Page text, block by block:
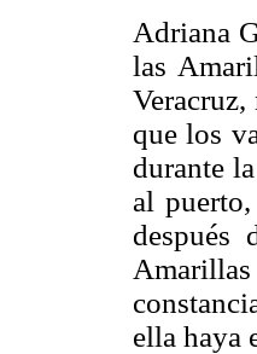
Adriana
las
Veracruz,
que los
durante
al
después
ella haya